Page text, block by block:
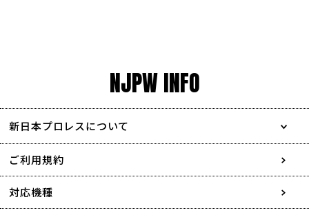
NJPW INFO
新日本プロレスについて
会社情報
採用情報
ご利用規約
対応機種